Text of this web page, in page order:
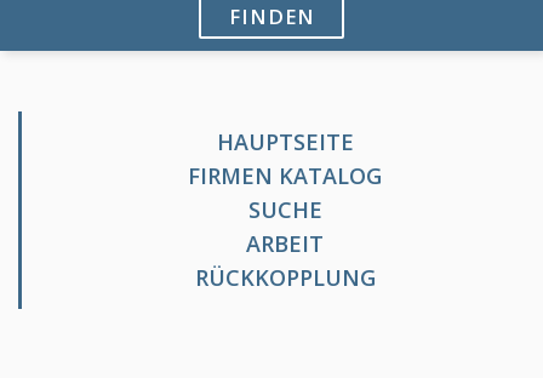
FINDEN
HAUPTSEITE
FIRMEN KATALOG
SUCHE
ARBEIT
RÜCKKOPPLUNG